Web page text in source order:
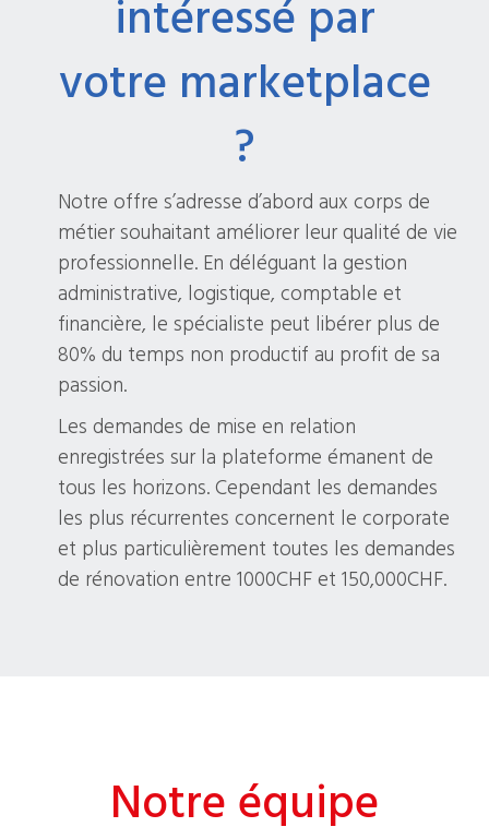
intéressé par
votre marketplace
?
Notre offre s’adresse d’abord aux corps de
métier souhaitant améliorer leur qualité de vie
professionnelle. En déléguant la gestion
administrative, logistique, comptable et
financière, le spécialiste peut libérer plus de
80% du temps non productif au profit de sa
passion.
Les demandes de mise en relation
enregistrées sur la plateforme émanent de
tous les horizons. Cependant les demandes
les plus récurrentes concernent le corporate
et plus particulièrement toutes les demandes
de rénovation entre 1000CHF et 150,000CHF.
Notre équipe